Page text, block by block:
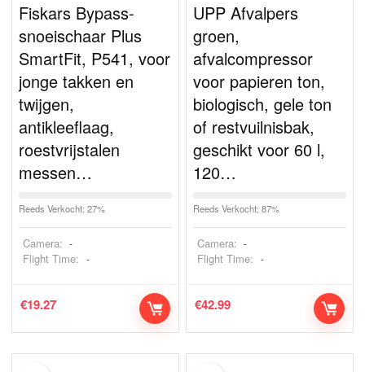
Fiskars Bypass-
snoeischaar Plus
SmartFit, P541, voor
jonge takken en
twijgen,
antikleeflaag,
roestvrijstalen
messen…
Reeds Verkocht: 27%
Camera: -
Flight Time: -
€19.27
UPP Afvalpers
groen,
afvalcompressor
voor papieren ton,
biologisch, gele ton
of restvuilnisbak,
geschikt voor 60 l,
120…
Reeds Verkocht: 87%
Camera: -
Flight Time: -
€42.99